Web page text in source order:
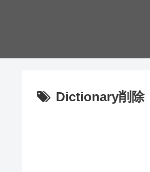
Dictionary削除